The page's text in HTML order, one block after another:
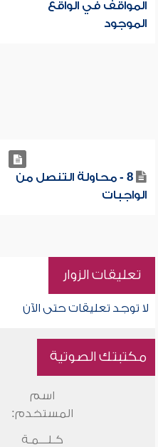
المواقف في الواقع
الموجود
8 - محاولة التنصل من
الواجبات
تعليقات الزوار
لا توجد تعليقات حتى الآن
مكتبتك الصوتية
اسم
المستخدم:
كـلـــمـة